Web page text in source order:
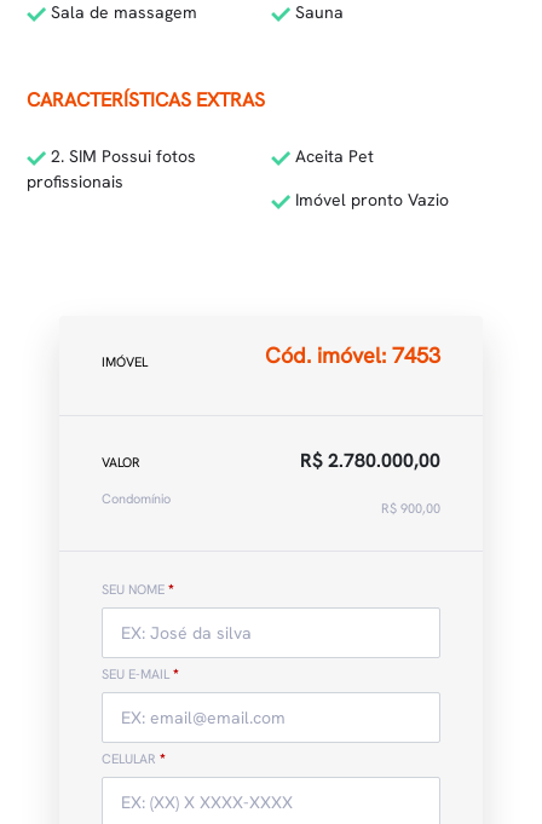
Sala de massagem
Sauna
CARACTERÍSTICAS EXTRAS
2. SIM Possui fotos
profissionais
Aceita Pet
Imóvel pronto Vazio
IMÓVEL Cód. imóvel: 7453
VALOR R$ 2.780.000,00
Condomínio
R$ 900,00
SEU NOME *
SEU E-MAIL *
CELULAR *